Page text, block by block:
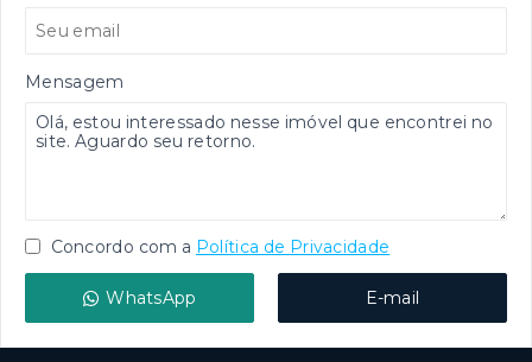
Mensagem
Concordo com a Política de Privacidade
WhatsApp E-mail